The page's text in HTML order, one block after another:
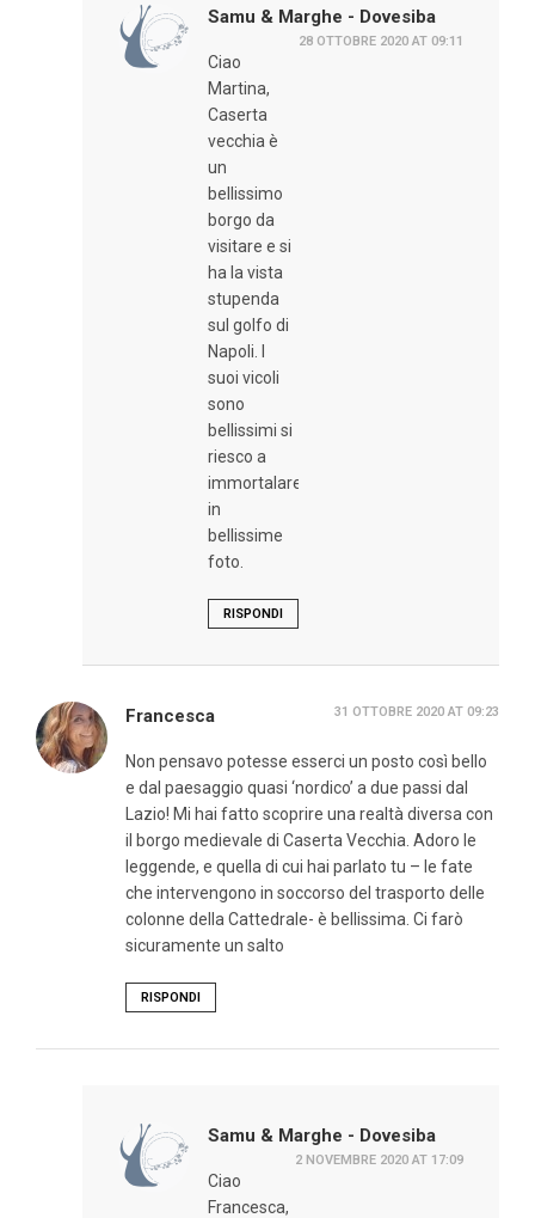
Samu & Marghe - Dovesiba
28 OTTOBRE 2020 AT 09:11
Ciao
Martina,
Caserta
vecchia è
un
bellissimo
borgo da
visitare e si
ha la vista
stupenda
sul golfo di
Napoli. I
suoi vicoli
sono
bellissimi si
riesco a
immortalare
in
bellissime
foto.
RISPONDI
Francesca 31 OTTOBRE 2020 AT 09:23
Non pensavo potesse esserci un posto così bello
e dal paesaggio quasi ‘nordico’ a due passi dal
Lazio! Mi hai fatto scoprire una realtà diversa con
il borgo medievale di Caserta Vecchia. Adoro le
leggende, e quella di cui hai parlato tu – le fate
che intervengono in soccorso del trasporto delle
colonne della Cattedrale- è bellissima. Ci farò
sicuramente un salto
RISPONDI
Samu & Marghe - Dovesiba
2 NOVEMBRE 2020 AT 17:09
Ciao
Francesca,